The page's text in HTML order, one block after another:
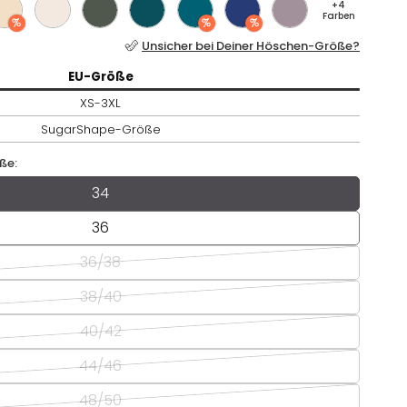
BHs unter 50€
Höschen unter 20€
+4
Farben
Unsicher bei Deiner Höschen-Größe?
Größe
EU-Größe
XS-3XL
SugarShape-Größe
34
36
36/38
38/40
40/42
44/46
48/50